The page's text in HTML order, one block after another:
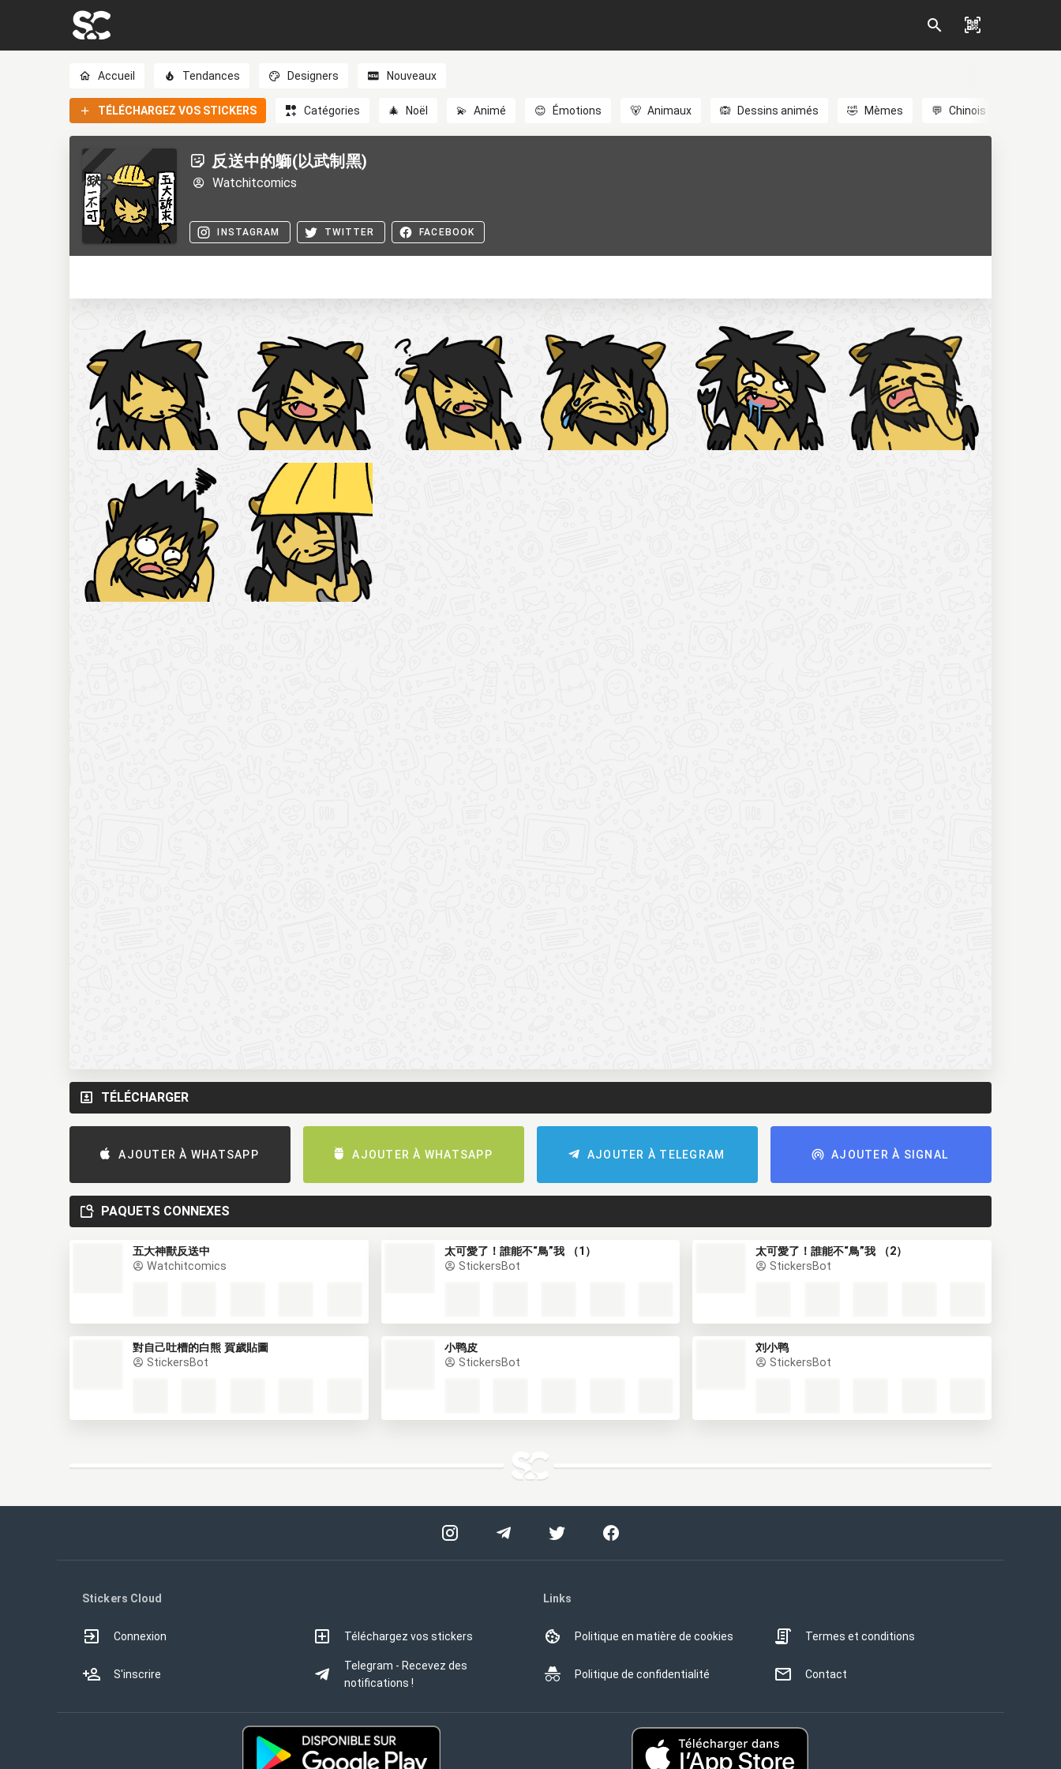
Accueil Tendances Designers Nouveaux
TÉLÉCHARGEZ VOS STICKERS Catégories 🎄 Noël 💫 Animé 😊 Émotions 🐻 Animaux 🙉 Dessins animés 🤣 Mèmes 💬 Chinois
反送中的鶳(以武制黑)
Watchitcomics
INSTAGRAM TWITTER FACEBOOK
TÉLÉCHARGER
AJOUTER À WHATSAPP AJOUTER À WHATSAPP AJOUTER À TELEGRAM AJOUTER À SIGNAL
PAQUETS CONNEXES
五大神獸反送中
Watchitcomics
太可愛了！誰能不“鳥”我 （1）
StickersBot
太可愛了！誰能不“鳥”我 （2）
StickersBot
對自己吐槽的白熊 賀歲貼圖
StickersBot
小鸭皮
StickersBot
刘小鸭
StickersBot
Stickers Cloud
Connexion
S'inscrire
Téléchargez vos stickers
Telegram - Recevez des
notifications !
Links
Politique en matière de cookies
Politique de confidentialité
Termes et conditions
Contact